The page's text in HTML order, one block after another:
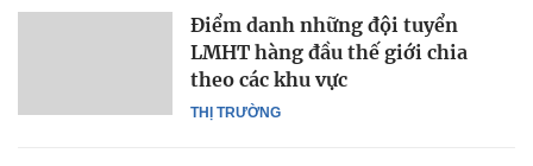
THỊ TRƯỜNG
Điểm danh những đội tuyển
LMHT hàng đầu thế giới chia
theo các khu vực